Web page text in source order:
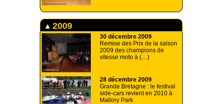
2009
30 décembre 2009
Remise des Prix de la saison
2009 des champions de
vitesse moto à (…)
28 décembre 2009
Grande Bretagne : le festival
side-cars revient en 2010 à
Mallory Park